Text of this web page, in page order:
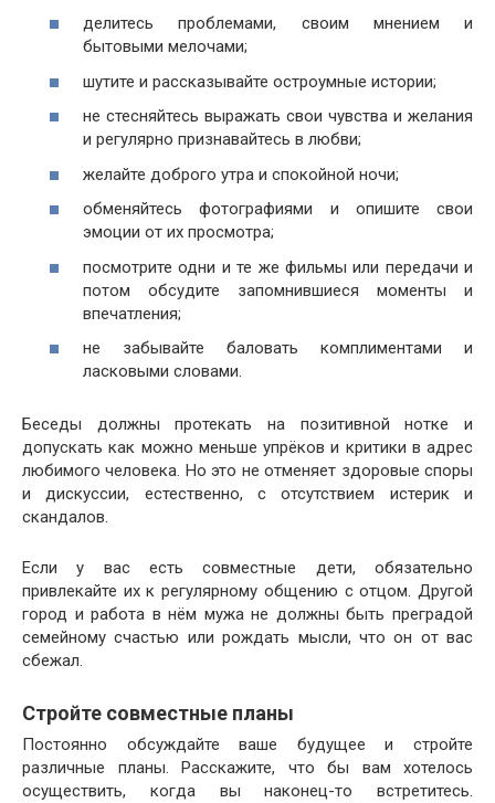
делитесь проблемами, своим мнением и
бытовыми мелочами;
шутите и рассказывайте остроумные истории;
не стесняйтесь выражать свои чувства и желания
и регулярно признавайтесь в любви;
желайте доброго утра и спокойной ночи;
обменяйтесь фотографиями и опишите свои
эмоции от их просмотра;
посмотрите одни и те же фильмы или передачи и
потом обсудите запомнившиеся моменты и
впечатления;
не забывайте баловать комплиментами и
ласковыми словами.
Беседы должны протекать на позитивной нотке и
допускать как можно меньше упрёков и критики в адрес
любимого человека. Но это не отменяет здоровые споры
и дискуссии, естественно, с отсутствием истерик и
скандалов.
Если у вас есть совместные дети, обязательно
привлекайте их к регулярному общению с отцом. Другой
город и работа в нём мужа не должны быть преградой
семейному счастью или рождать мысли, что он от вас
сбежал.
Стройте совместные планы
Постоянно обсуждайте ваше будущее и стройте
различные планы. Расскажите, что бы вам хотелось
осуществить, когда вы наконец-то встретитесь.